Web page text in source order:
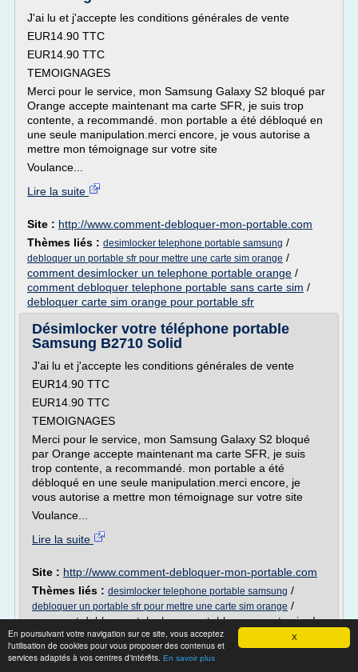
X
En poursuivant votre navigation sur ce site, vous acceptez
l'utilisation de cookies pour vous proposer des contenus et
services adaptés à vos centres d'intérêts. En savoir plus
J'ai lu et j'accepte les conditions générales de vente
EUR14.90 TTC
EUR14.90 TTC
TEMOIGNAGES
Merci pour le service, mon Samsung Galaxy S2 bloqué par
Orange accepte maintenant ma carte SFR, je suis trop
contente, a recommandé. mon portable a été débloqué en
une seule manipulation.merci encore, je vous autorise a
mettre mon témoignage sur votre site
Voulance...
Lire la suite
Site : http://www.comment-debloquer-mon-portable.com
Thèmes liés : desimlocker telephone portable samsung /
debloquer un portable sfr pour mettre une carte sim orange /
comment desimlocker un telephone portable orange /
comment debloquer telephone portable sans carte sim /
debloquer carte sim orange pour portable sfr
Désimlocker votre téléphone portable
Samsung B2710 Solid
J'ai lu et j'accepte les conditions générales de vente
EUR14.90 TTC
EUR14.90 TTC
TEMOIGNAGES
Merci pour le service, mon Samsung Galaxy S2 bloqué
par Orange accepte maintenant ma carte SFR, je suis
trop contente, a recommandé. mon portable a été
débloqué en une seule manipulation.merci encore, je
vous autorise a mettre mon témoignage sur votre site
Voulance...
Lire la suite
Site : http://www.comment-debloquer-mon-portable.com
Thèmes liés : desimlocker telephone portable samsung /
debloquer un portable sfr pour mettre une carte sim orange /
comment debloquer telephone portable sans carte sim/
debloquer carte sim orange pour portable sfr
comment
desimlocker un telephone portable orange